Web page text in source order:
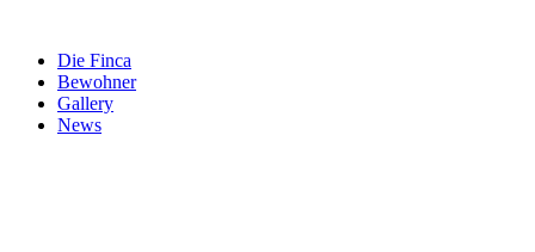
springenDie Finca
Bewohner
Gallery
News